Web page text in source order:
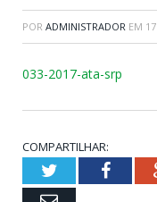
POR ADMINISTRADOR EM
033-2017-ata-srp
COMPARTILHAR:
Twitter